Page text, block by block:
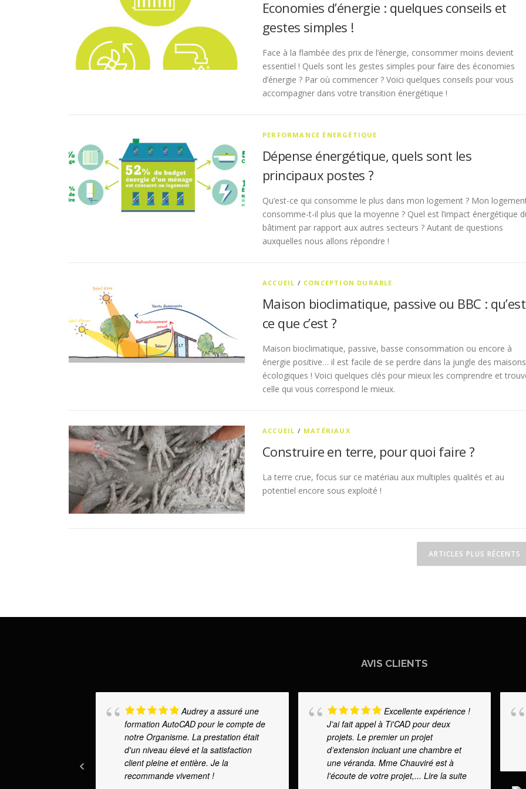
Economies d’énergie : quelques conseils et
gestes simples !
Face à la flambée des prix de l’énergie, consommer moins devient
essentiel ! Quels sont les gestes simples pour faire des économies
d’énergie ? Par où commencer ? Voici quelques conseils pour vous
accompagner dans votre transition énergétique !
PERFORMANCE ÉNERGÉTIQUE
Dépense énergétique, quels sont les
principaux postes ?
Qu’est-ce qui consomme le plus dans mon logement ? Mon
consomme-t-il plus que la moyenne ? Quel est l’impact énergétique
bâtiment par rapport aux autres secteurs ? Autant de questions
auxquelles nous allons répondre !
ACCUEIL / CONCEPTION DURABLE
Maison bioclimatique, passive ou BBC :
ce que c’est ?
Maison bioclimatique, passive, basse consommation ou encore à
énergie positive… il est facile de se perdre dans la jungle des maisons
écologiques ! Voici quelques clés pour mieux les comprendre et
celle qui vous correspond le mieux.
ACCUEIL / MATÉRIAUX
Construire en terre, pour quoi faire ?
La terre crue, focus sur ce matériau aux multiples qualités et au
potentiel encore sous exploité !
ARTICLES PLUS RÉCENTS
AVIS CLIENTS
Audrey a assuré une
formation AutoCAD pour le compte de
notre Organisme. La prestation était
d'un niveau élevé et la satisfaction
client pleine et entière. Je la
recommande vivement !
Excellente expérience !
J’ai fait appel à Ti'CAD pour deux
projets. Le premier un projet
d’extension incluant une chambre et
une véranda. Mme Chauviré est à
l'écoute de votre projet,... Lire la suite